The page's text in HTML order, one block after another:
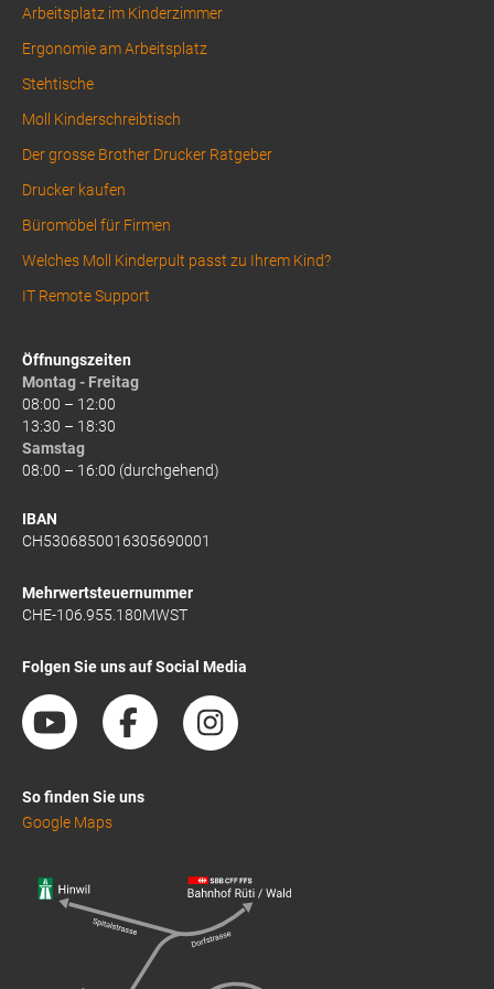
Arbeitsplatz im Kinderzimmer
Ergonomie am Arbeitsplatz
Stehtische
Moll Kinderschreibtisch
Der grosse Brother Drucker Ratgeber
Drucker kaufen
Büromöbel für Firmen
Welches Moll Kinderpult passt zu Ihrem Kind?
IT Remote Support
Öffnungszeiten
Montag - Freitag
08:00 – 12:00
13:30 – 18:30
Samstag
08:00 – 16:00 (durchgehend)
IBAN
CH5306850016305690001
Mehrwertsteuernummer
CHE-106.955.180MWST
Folgen Sie uns auf Social Media
So finden Sie uns
Google Maps